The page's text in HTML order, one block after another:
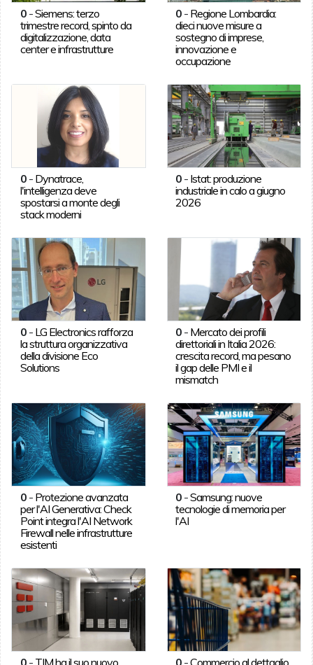
0-Siemens: terzo
trimestre record, spinto da
digitalizzazione, data
center e infrastrutture
0 - Regione Lombardia:
dieci nuove misure a
sostegno di imprese,
innovazione e
occupazione
0- Dynatrace,
l'intelligenza deve
spostarsi a monte degli
stack moderni
0 - Istat: produzione
industriale in calo a giugno
2026
0- LG Electronics rafforza
la struttura organizzativa
della divisione Eco
Solutions
0 - Mercato dei profili
direttoriali in Italia 2026:
crescita record, ma pesano
il gap delle PMI e il
mismatch
0- Protezione avanzata
per l'AI Generativa: Check
Point integra l'AI Network
Firewall nelle infrastrutture
esistenti
0 -Samsung: nuove
tecnologie di memoria per
l'AI
0- TIM ha il suo nuovo
0 -Commercio al dettaglio,